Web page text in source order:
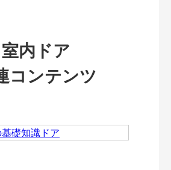
室内ドア
コンテンツ